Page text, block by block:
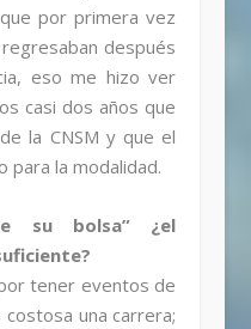
por primera vez
después
eso me hizo ver
casi dos años que
la CNSM y que el
para la modalidad.
su bolsa” ¿el
tener eventos de
una carrera;